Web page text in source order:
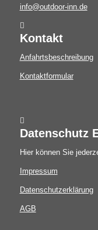
info@outdoor-inn.de
Kontakt
Anfahrtsbeschreibung
Kontaktformular
Datenschutz
Hier können Sie
Impressum
Datenschutzerklärung
AGB